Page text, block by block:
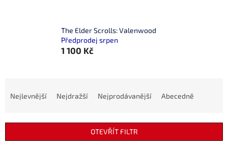
The Elder Scrolls: Valenwood
Předprodej srpen
1 100 Kč
í
Nejlevnější Nejdražší Nejprodávanější Abecedně
OTEVŘÍT FILTR